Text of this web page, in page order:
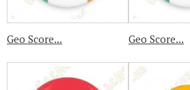
Geo Score... Geo Score...